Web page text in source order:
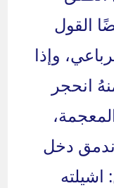
القول
وإذا
انحجر
دخل